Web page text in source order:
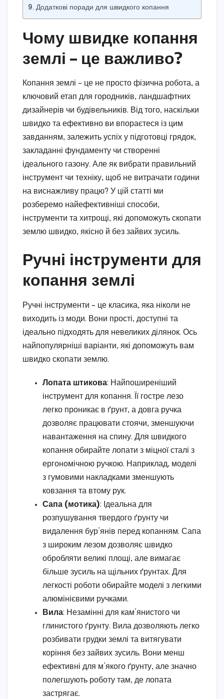
Додаткові поради для швидкого копання
Чому швидке копання
землі – це важливо?
Копання землі – це не просто фізична робота, а
ключовий етап для городників, ландшафтних
дизайнерів чи будівельників. Від того, наскільки
швидко та ефективно ви впораєтеся із цим
завданням, залежить успіх у підготовці грядок,
закладанні фундаменту чи створенні
ідеального газону. Але як вибрати правильний
інструмент чи техніку, щоб не витрачати години
на виснажливу працю? У цій статті ми
розберемо найефективніші способи,
інструменти та хитрощі, які допоможуть скопати
землю швидко, якісно й без зайвих зусиль.
Ручні інструменти для
копання землі
Ручні інструменти – це класика, яка ніколи не
виходить із моди. Вони прості, доступні та
ідеально підходять для невеликих ділянок. Ось
найпопулярніші варіанти, які допоможуть вам
швидко скопати землю.
Лопата штикова: Найпоширеніший
інструмент для копання. Її гостре лезо
легко проникає в ґрунт, а довга ручка
дозволяє працювати стоячи, зменшуючи
навантаження на спину. Для швидкого
копання обирайте лопати з міцної сталі з
ергономічною ручкою. Наприклад, моделі
з гумовими накладками зменшують
ковзання та втому рук.
Сапа (мотика): Ідеальна для
розпушування твердого ґрунту чи
видалення бур’янів перед копанням. Сапа
з широким лезом дозволяє швидко
обробляти великі площі, але вимагає
більше зусиль на щільних ґрунтах. Для
легкості роботи обирайте моделі з легкими
алюмінієвими ручками.
Вила: Незамінні для кам’янистого чи
глинистого ґрунту. Вила дозволяють легко
розбивати грудки землі та витягувати
коріння без зайвих зусиль. Вони менш
ефективні для м’якого ґрунту, але значно
полегшують роботу там, де лопата
застрягає.